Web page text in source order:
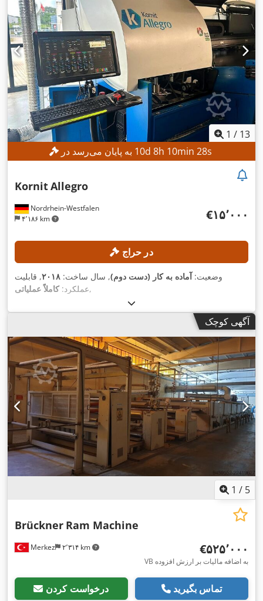
1 / 13
10d 8h 10min 26s
Nordrhein-Westfalen
۴٬۱۸۶ km
KornitAllegro
‎€۱۵٬۰۰۰
در حراج
وضعیت:آماده به کار (دست دوم), سال ساخت: ۲۰۱۸, قابلیت
عملکرد:کاملاً عملیاتی ,
آگهی کوچک
1 / 5
Merkez ۲٬۳۱۴ km
Brückner Ram Machine
‎€۵۲۵٬۰۰۰
VB به اضافه مالیات بر ارزش افزوده
درخواست کردن تماس بگیرید